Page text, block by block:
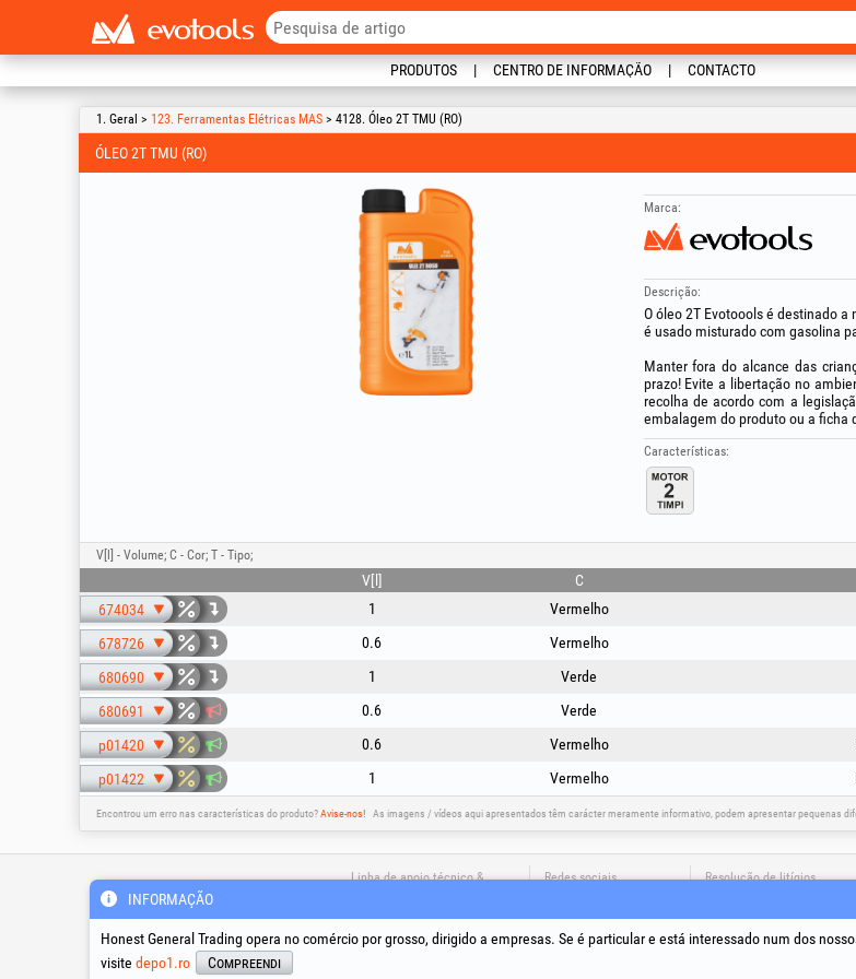
PRODUTOS CENTRO DE INFORMAÇÃO CONTACTO
1. Geral > 123. Ferramentas Elétricas MAS > 4128. Óleo 2T TMU (RO)
ÓLEO 2T TMU (RO)
Marca:
Descrição:
O óleo 2T Evotoools é destinado a
é usado misturado com gasolina
Manter fora do alcance das
prazo! Evite a libertação no
recolha de acordo com a
embalagem do produto ou a ficha
Características:
V[l] - Volume; C - Cor; T - Tipo;
V[l] C
674034
1 Vermelho
678726 0.6 Vermelho
680690 1 Verde
680691 0.6 Verde
p01420 0.6 Vermelho
p01422 1 Vermelho
Encontrou um erro nas características do produto?Avise-nos! As imagens / vídeos aqui apresentados têm carácter meramente informativo, podem apresentar pequenas
Linha de apoio técnico &
Redes sociais Resolução de litígios
INFORMAÇÃO
Honest General Trading opera no comércio por grosso, dirigido a empresas. Se é particular e está interessado num dos
visite depo1.ro Compreendi